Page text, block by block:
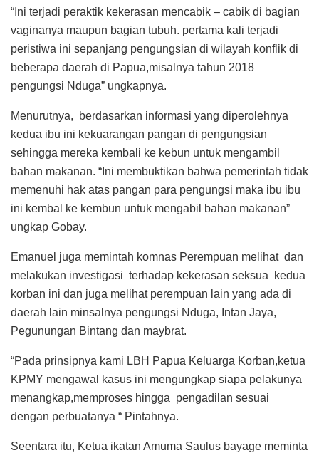
“Ini terjadi peraktik kekerasan mencabik – cabik di bagian
vaginanya maupun bagian tubuh. pertama kali terjadi
peristiwa ini sepanjang pengungsian di wilayah konflik di
beberapa daerah di Papua,misalnya tahun 2018
pengungsi Nduga” ungkapnya.
Menurutnya, berdasarkan informasi yang diperolehnya
kedua ibu ini kekuarangan pangan di pengungsian
sehingga mereka kembali ke kebun untuk mengambil
bahan makanan. “Ini membuktikan bahwa pemerintah tidak
memenuhi hak atas pangan para pengungsi maka ibu ibu
ini kembal ke kembun untuk mengabil bahan makanan”
ungkap Gobay.
Emanuel juga memintah komnas Perempuan melihat dan
melakukan investigasi terhadap kekerasan seksua kedua
korban ini dan juga melihat perempuan lain yang ada di
daerah lain minsalnya pengungsi Nduga, Intan Jaya,
Pegunungan Bintang dan maybrat.
“Pada prinsipnya kami LBH Papua Keluarga Korban,ketua
KPMY mengawal kasus ini mengungkap siapa pelakunya
menangkap,memproses hingga pengadilan sesuai
dengan perbuatanya “ Pintahnya.
Seentara itu, Ketua ikatan Amuma Saulus bayage meminta